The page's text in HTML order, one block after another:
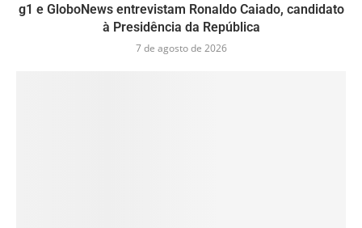
g1 e GloboNews entrevistam Ronaldo Caiado, candidato
à Presidência da República
7 de agosto de 2026